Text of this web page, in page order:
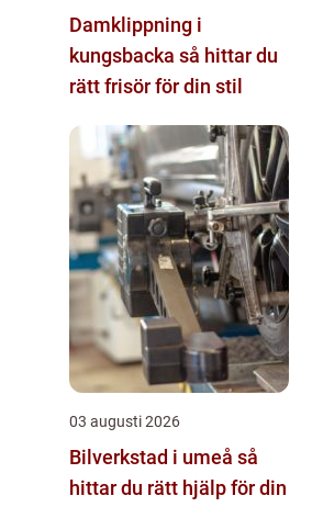
Damklippning i
kungsbacka så hittar du
rätt frisör för din stil
03 augusti 2026
Bilverkstad i umeå så
hittar du rätt hjälp för din